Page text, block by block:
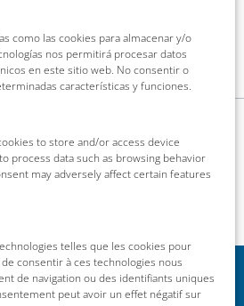
como las cookies para almacenar y/o
nos permitirá procesar datos
en este sitio web. No consentir o
características y funciones.
to store and/or access device
process data such as browsing behavior
may adversely affect certain features
telles que les cookies pour
consentir à ces technologies nous
de navigation ou des identifiants uniques
peut avoir un effet négatif sur